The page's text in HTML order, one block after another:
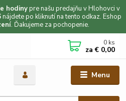
hodinypre našu predajňu v Hlohovci v
nájdete po kliknutí na tento odkaz. Eshop
. Ďakujeme za pochopenie.
Menu
0 ks
za € 0,00